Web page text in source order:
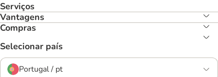
Serviços
Vantagens
Compras
Selecionar país
Portugal / pt